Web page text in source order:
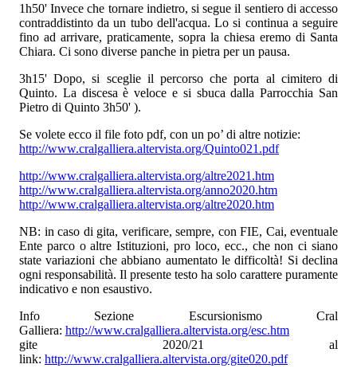
1h50' Invece che tornare indietro, si segue il sentiero di accesso
contraddistinto da un tubo dell'acqua. Lo si continua a seguire
fino ad arrivare, praticamente, sopra la chiesa eremo di Santa
Chiara. Ci sono diverse panche in pietra per un pausa.
3h15' Dopo, si sceglie il percorso che porta al cimitero di
Quinto. La discesa è veloce e si sbuca dalla Parrocchia San
Pietro di Quinto 3h50' ).
Se volete ecco il file foto pdf, con un po’ di altre notizie:
http://www.cralgalliera.altervista.org/Quinto021.pdf
http://www.cralgalliera.altervista.org/altre2021.htm
http://www.cralgalliera.altervista.org/anno2020.htm
http://www.cralgalliera.altervista.org/altre2020.htm
NB: in caso di gita, verificare, sempre, con FIE, Cai, eventuale
Ente parco o altre Istituzioni, pro loco, ecc., che non ci siano
state variazioni che abbiano aumentato le difficoltà! Si declina
ogni responsabilità. Il presente testo ha solo carattere puramente
indicativo e non esaustivo.
Info Sezione Escursionismo Cral
Galliera: http://www.cralgalliera.altervista.org/esc.htm
gite 2020/21 al
link: http://www.cralgalliera.altervista.org/gite020.pdf